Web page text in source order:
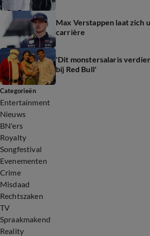
Max Verstappen laat zich
carrière
'Dit monstersalaris
bij Red Bull'
Categorieën
Entertainment
Nieuws
BN'ers
Royalty
Songfestival
Evenementen
Crime
Misdaad
Rechtszaken
TV
Spraakmakend
Reality